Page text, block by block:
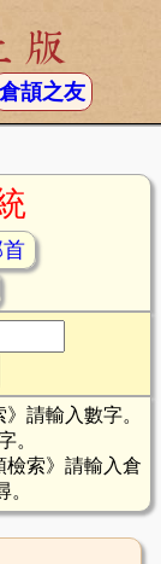
版
倉頡之友
請輸入數字。
。
檢索》請輸入倉